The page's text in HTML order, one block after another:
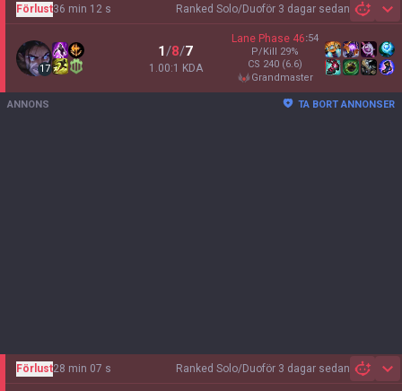
Ranked Solo/Duoför 3 dagar sedan
Förlust36 min 12 s
17
1/8/7
1.00:1 KDA
Lane Phase 46:54
P/Kill 29%
CS 240 (6.6)
grandmaster
ANNONS TA BORT ANNONSER
Ranked Solo/Duoför 3 dagar sedan
Förlust28 min 07 s